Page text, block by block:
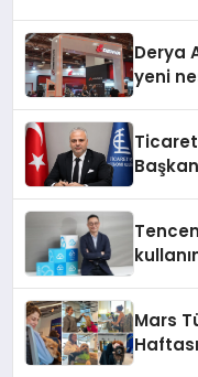
Derya
yeni
Mars